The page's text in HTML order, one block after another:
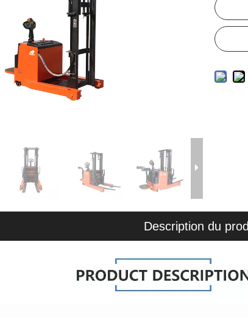
Description du